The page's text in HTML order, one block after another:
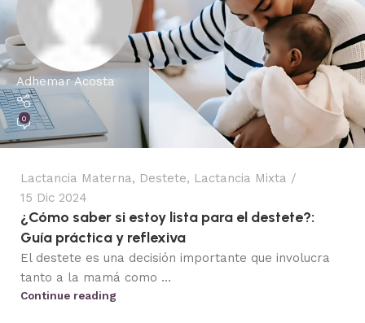
Adhemar Acosta
0
Lactancia Materna, Destete, Lactancia Mixta
15 Dic 2024
¿Cómo saber si estoy lista para el destete?:
Guía práctica y reflexiva
El destete es una decisión importante que involucra
tanto a la mamá como ...
Continue reading